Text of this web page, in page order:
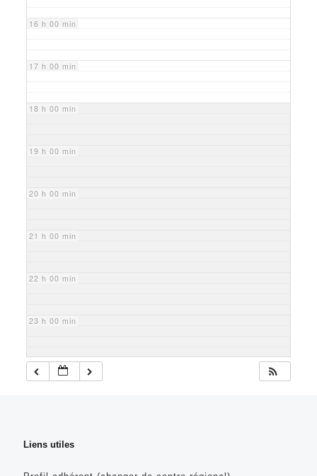
16 h 00 min
17 h 00 min
18 h 00 min
19 h 00 min
20 h 00 min
21 h 00 min
22 h 00 min
23 h 00 min
Liens utiles